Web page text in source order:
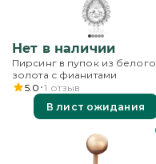
Нет в наличии
Пирсинг в пупок из белого
золота с фианитами
5.0 1 отзыв
В лист ожидания